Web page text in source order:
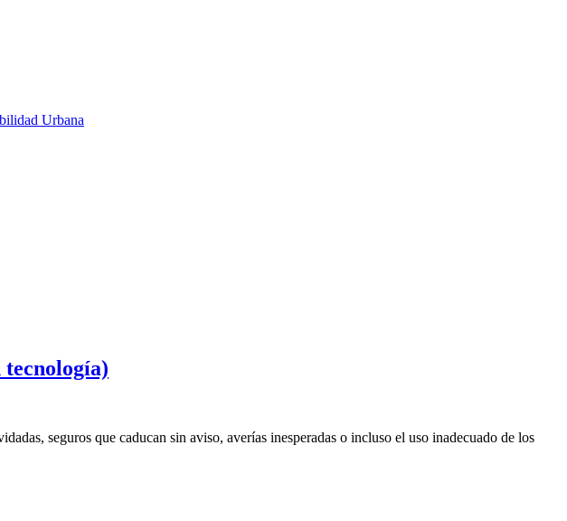
Urbana
tecnología)
seguros que caducan sin aviso, averías inesperadas o incluso el uso inadecuado de los